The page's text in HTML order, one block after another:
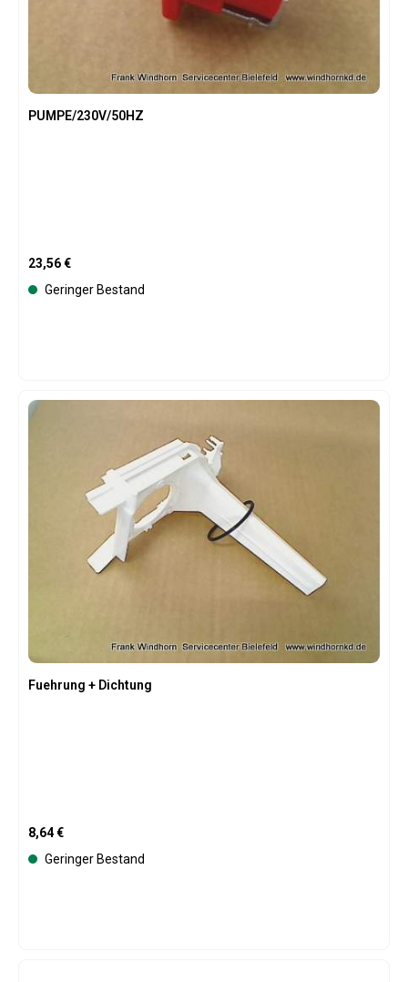
PUMPE/230V/50HZ
Regulärer Preis:
23,56 €
Geringer Bestand
Fuehrung + Dichtung
Regulärer Preis:
8,64 €
Geringer Bestand